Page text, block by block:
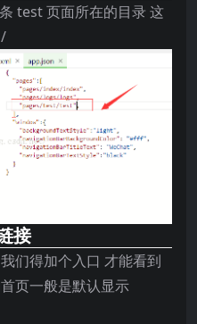
test 页面所在的目录 这
接
们得加个入口 才能看到
页一般是默认显示